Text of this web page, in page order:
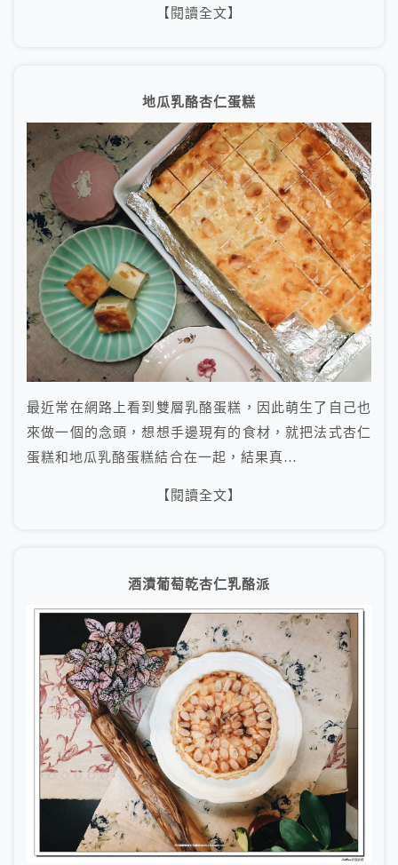
【閱讀全文】
地瓜乳酪杏仁蛋糕
最近常在網路上看到雙層乳酪蛋糕，因此萌生了自己也
來做一個的念頭，想想手邊現有的食材，就把法式杏仁
蛋糕和地瓜乳酪蛋糕結合在一起，結果真…
【閱讀全文】
酒漬葡萄乾杏仁乳酪派